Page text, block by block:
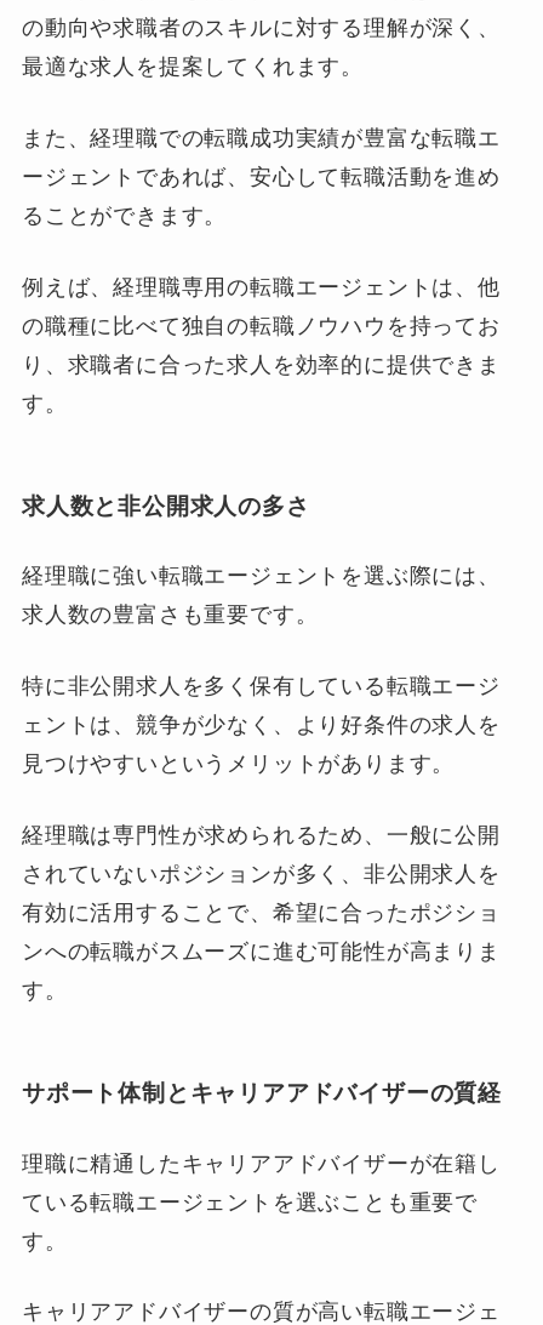
の動向や求職者のスキルに対する理解が深く、
最適な求人を提案してくれます。
また、経理職での転職成功実績が豊富な転職エ
ージェントであれば、安心して転職活動を進め
ることができます。
例えば、経理職専用の転職エージェントは、他
の職種に比べて独自の転職ノウハウを持ってお
り、求職者に合った求人を効率的に提供できま
す。
求人数と非公開求人の多さ
経理職に強い転職エージェントを選ぶ際には、
求人数の豊富さも重要です。
特に非公開求人を多く保有している転職エージ
ェントは、競争が少なく、より好条件の求人を
見つけやすいというメリットがあります。
経理職は専門性が求められるため、一般に公開
されていないポジションが多く、非公開求人を
有効に活用することで、希望に合ったポジショ
ンへの転職がスムーズに進む可能性が高まりま
す。
サポート体制とキャリアアドバイザーの質経
理職に精通したキャリアアドバイザーが在籍し
ている転職エージェントを選ぶことも重要で
す。
キャリアアドバイザーの質が高い転職エージェ